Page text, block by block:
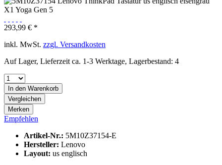
293,99 € *
inkl. MwSt. zzgl. Versandkosten
Auf Lager, Lieferzeit ca. 1-3 Werktage, Lagerbestand: 4
In den Warenkorb
Vergleichen
Merken
Empfehlen
Artikel-Nr.: 5M10Z37154-E
Hersteller: Lenovo
Layout: us englisch